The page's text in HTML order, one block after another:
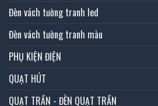
Đèn vách tường tranh led
Đèn vách tường tranh màu
PHỤ KIỆN ĐIỆN
QUẠT HÚT
QUẠT TRẦN - ĐÈN QUẠT TRẦN